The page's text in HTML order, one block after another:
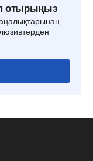
отырыңыз